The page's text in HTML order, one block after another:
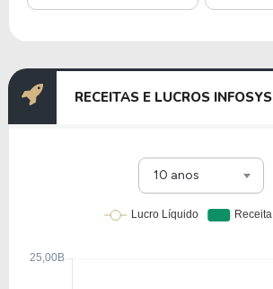
RECEITAS E LUCROS INFOSYS
10 anos